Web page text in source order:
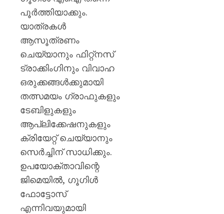
പൂർത്തിയാക്കും.
യാത്രകൾ
ആസൂത്രണം
ചെയ്യാനും ഫിറ്റ്‌നസ്
ട്രാക്കിംഗിനും വിവാഹ
ഒരുക്കങ്ങൾക്കുമായി
തത്സമയം ഗ്രാഫുകളും
ടേബിളുകളും
ആപ്ലിക്കേഷനുകളും
ക്രിയേറ്റ് ചെയ്യാനും
സെർച്ചിന് സാധിക്കും.
ഉപയോക്താവിന്റെ
ജിമെയിൽ, ഗൂഗിൾ
ഫോട്ടോസ്
എന്നിവയുമായി